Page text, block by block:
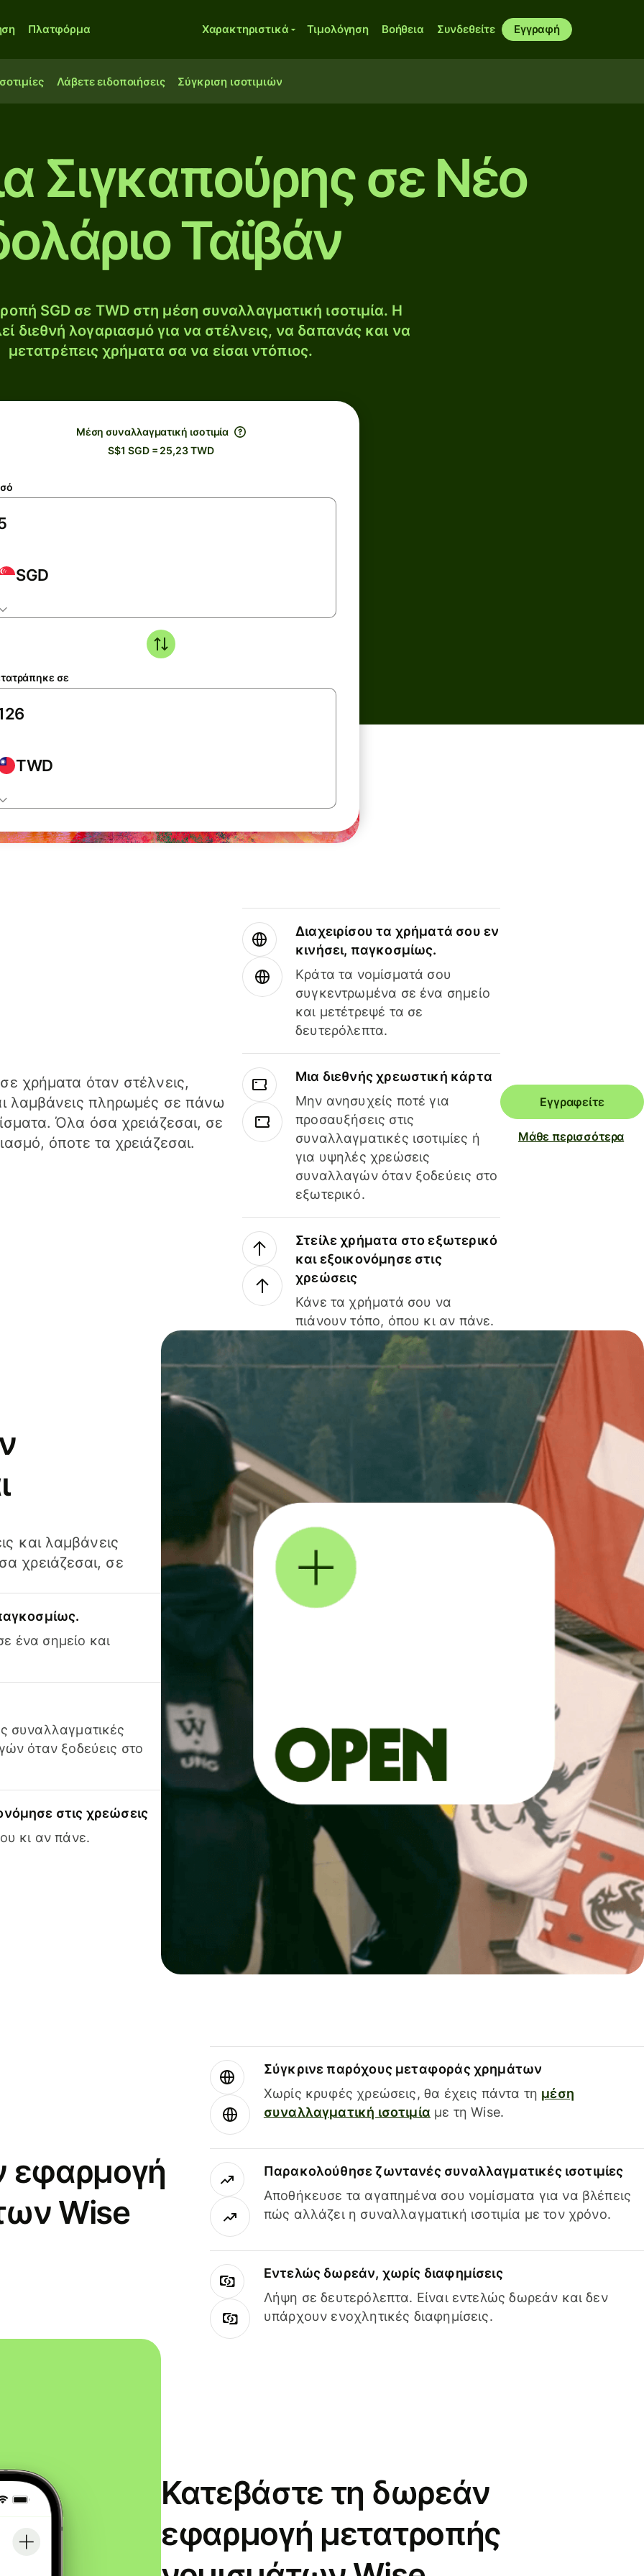
Πλατφόρμα Χαρακτηριστικά Τιμολόγηση Βοήθεια Συνδεθείτε Εγγραφή
Λάβετε ειδοποιήσεις Σύγκριση ισοτιμιών
Σιγκαπούρης σε Νέο
Ταϊβάν
SGD σε TWD στη μέση συναλλαγματική ισοτιμία. Η
διεθνή λογαριασμό για να στέλνεις, να δαπανάς και να
μετατρέπεις χρήματα σα να είσαι ντόπιος.
Μέση συναλλαγματική ισοτιμία
S$1 SGD = 25,23 TWD
SGD
σε
TWD
χρήματα όταν στέλνεις,
λαμβάνεις πληρωμές σε πάνω
Όλα όσα χρειάζεσαι, σε
όποτε τα χρειάζεσαι.
Διαχειρίσου τα χρήματά σου εν
κινήσει, παγκοσμίως.
Κράτα τα νομίσματά σου
συγκεντρωμένα σε ένα σημείο
και μετέτρεψέ τα σε
δευτερόλεπτα.
Μια διεθνής χρεωστική κάρτα
Μην ανησυχείς ποτέ για
προσαυξήσεις στις
συναλλαγματικές ισοτιμίες ή
για υψηλές χρεώσεις
συναλλαγών όταν ξοδεύεις στο
εξωτερικό.
Στείλε χρήματα στο εξωτερικό
και εξοικονόμησε στις
χρεώσεις
Κάνε τα χρήματά σου να
πιάνουν τόπο, όπου κι αν πάνε.
Εγγραφείτε
Μάθε περισσότερα
και λαμβάνεις
χρειάζεσαι, σε
ένα σημείο και
συναλλαγματικές
όταν ξοδεύεις στο
στις χρεώσεις
κι αν πάνε.
εφαρμογή
Wise
Σύγκρινε παρόχους μεταφοράς χρημάτων
Χωρίς κρυφές χρεώσεις, θα έχεις πάντα τη μέση
συναλλαγματική ισοτιμία με τη Wise.
Παρακολούθησε ζωντανές συναλλαγματικές ισοτιμίες
Αποθήκευσε τα αγαπημένα σου νομίσματα για να βλέπεις
πώς αλλάζει η συναλλαγματική ισοτιμία με τον χρόνο.
Εντελώς δωρεάν, χωρίς διαφημίσεις
Λήψη σε δευτερόλεπτα. Είναι εντελώς δωρεάν και δεν
υπάρχουν ενοχλητικές διαφημίσεις.
Κατεβάστε τη δωρεάν
εφαρμογή μετατροπής